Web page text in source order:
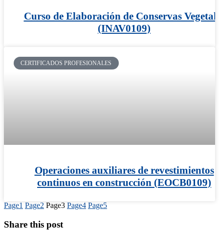
Curso de Elaboración de Conservas
(INAV0109)
CERTIFICADOS PROFESIONALES
Operaciones auxiliares de revestimientos
continuos en construcción (EOCB0109)
Page1 Page2 Page3 Page4 Page5
Share this post